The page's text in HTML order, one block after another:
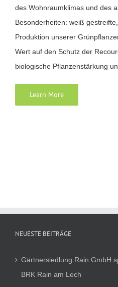
des Wohnraumklimas und des
Besonderheiten: weiß
Produktion unserer
Wert auf den Schutz der
biologische Pflanzenstärkung
Learn More
NEUESTE BEITRÄGE
Gärtnersiedlung Rain GmbH
BRK Rain am Lech